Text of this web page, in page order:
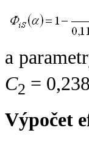
a
C2 =
Výpočet